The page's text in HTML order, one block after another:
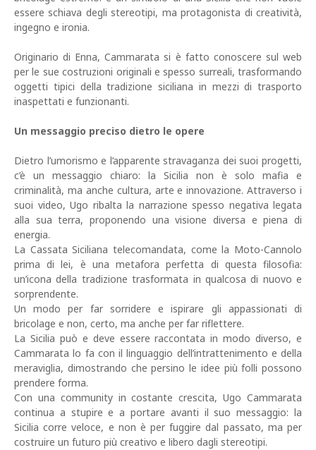
essere schiava degli stereotipi, ma protagonista di creatività,
ingegno e ironia.
Originario di Enna, Cammarata si è fatto conoscere sul web
per le sue costruzioni originali e spesso surreali, trasformando
oggetti tipici della tradizione siciliana in mezzi di trasporto
inaspettati e funzionanti.
Un messaggio preciso dietro le opere
Dietro l’umorismo e l’apparente stravaganza dei suoi progetti,
c’è un messaggio chiaro: la Sicilia non è solo mafia e
criminalità, ma anche cultura, arte e innovazione. Attraverso i
suoi video, Ugo ribalta la narrazione spesso negativa legata
alla sua terra, proponendo una visione diversa e piena di
energia.
La Cassata Siciliana telecomandata, come la Moto-Cannolo
prima di lei, è una metafora perfetta di questa filosofia:
un’icona della tradizione trasformata in qualcosa di nuovo e
sorprendente.
Un modo per far sorridere e ispirare gli appassionati di
bricolage e non, certo, ma anche per far riflettere.
La Sicilia può e deve essere raccontata in modo diverso, e
Cammarata lo fa con il linguaggio dell’intrattenimento e della
meraviglia, dimostrando che persino le idee più folli possono
prendere forma.
Con una community in costante crescita, Ugo Cammarata
continua a stupire e a portare avanti il suo messaggio: la
Sicilia corre veloce, e non è per fuggire dal passato, ma per
costruire un futuro più creativo e libero dagli stereotipi.